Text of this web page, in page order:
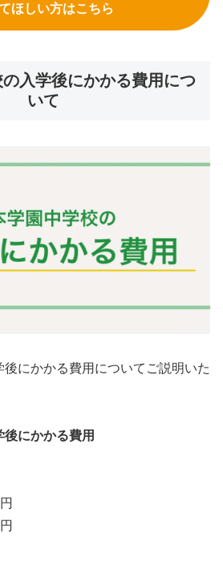
ほしい方はこちら
入学後にかかる費用につ
いて
後にかかる費用についてご説明いた
後にかかる費用